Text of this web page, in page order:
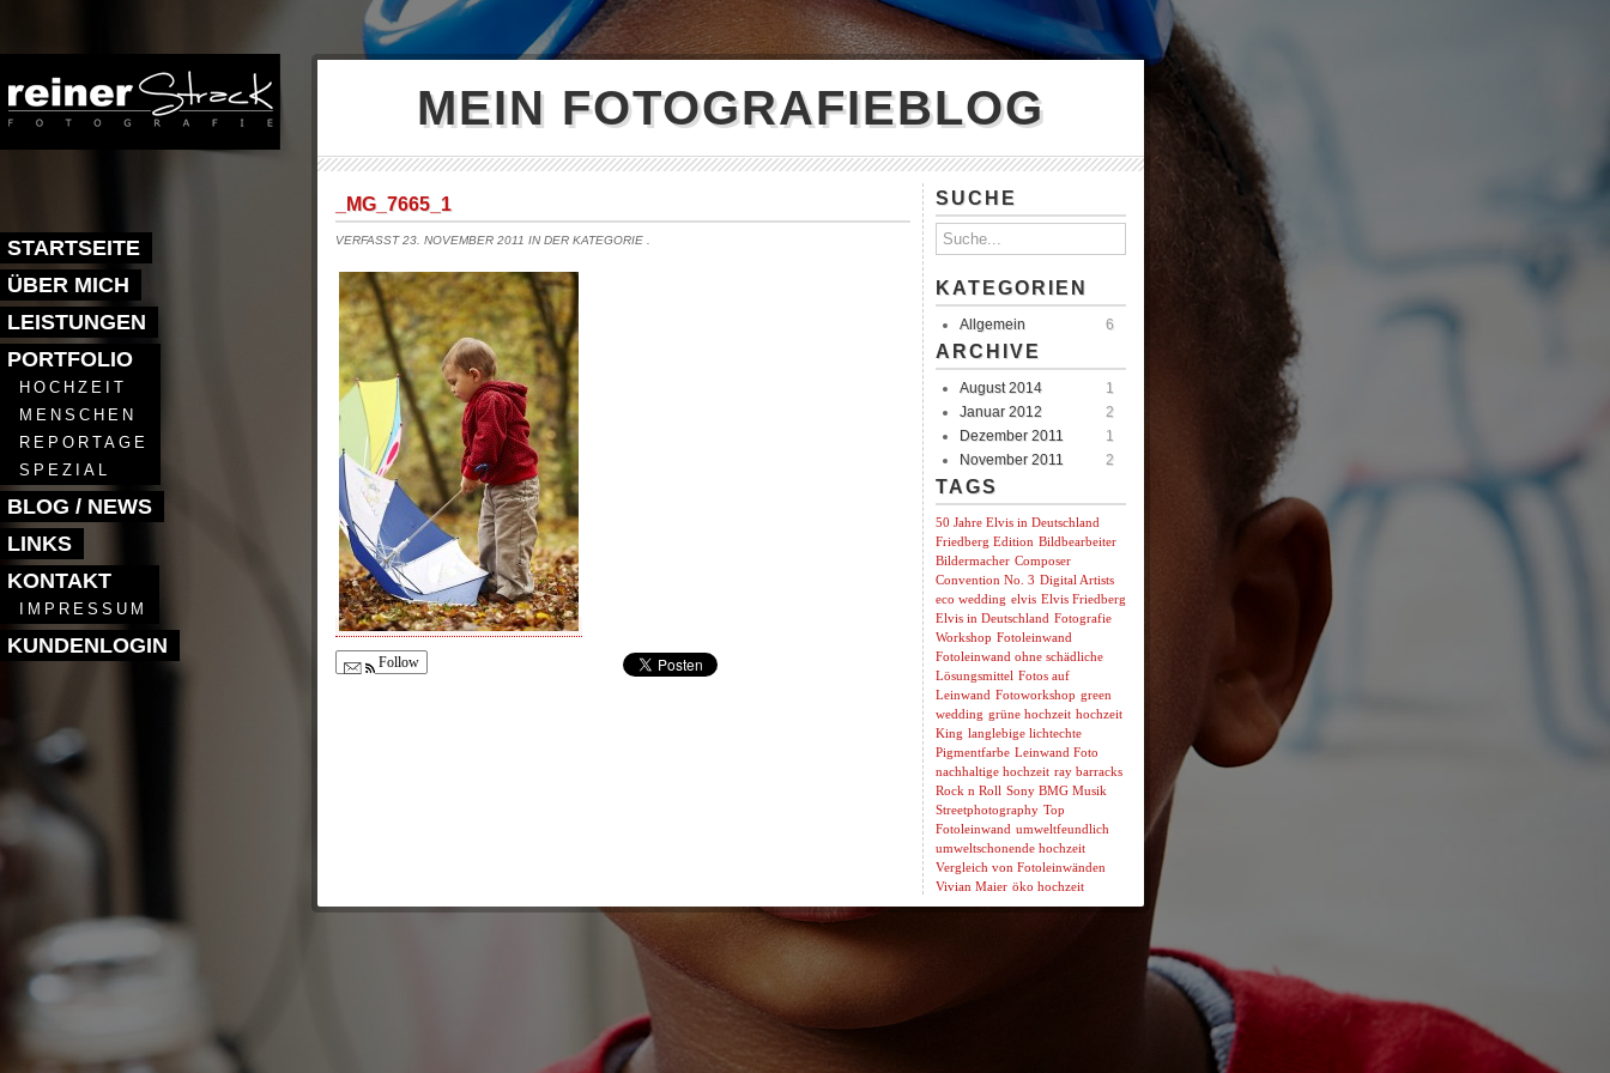
STARTSEITE
ÜBER MICH
LEISTUNGEN
PORTFOLIO
HOCHZEIT
MENSCHEN
REPORTAGE
SPEZIAL
BLOG / NEWS
LINKS
KONTAKT
IMPRESSUM
KUNDENLOGIN
MEIN FOTOGRAFIEBLOG
_MG_7665_1
VERFASST 23. NOVEMBER 2011 IN DER KATEGORIE
Follow
SUCHE
KATEGORIEN
Allgemein 6
ARCHIVE
August 2014
1
Januar 2012
2
Dezember 2011
1
November 2011
2
TAGS
50 Jahre Elvis in Deutschland
Friedberg Edition Bildbearbeiter
Bildermacher Composer
Convention No. 3 Digital Artists
eco wedding elvis Elvis Friedberg
Elvis in Deutschland Fotografie
Workshop Fotoleinwand
Fotoleinwand ohne schädliche
Lösungsmittel Fotos auf
Leinwand Fotoworkshop green
wedding grüne hochzeit hochzeit
King langlebige lichtechte
Pigmentfarbe Leinwand Foto
nachhaltige hochzeit ray barracks
Rock n Roll Sony BMG Musik
Streetphotography Top
Fotoleinwand umweltfeundlich
umweltschonende hochzeit
Vergleich von Fotoleinwänden
Vivian Maier öko hochzeit